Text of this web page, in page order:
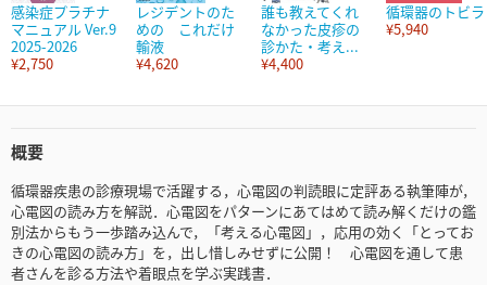
感染症プラチナ
マニュアル Ver.9
2025-2026
¥2,750
レジデントのた
めの これだけ
輸液
¥4,620
誰も教えてくれ
なかった皮疹の
診かた・考え...
¥4,400
循環器のトビラ
¥5,940
概要
循環器疾患の診療現場で活躍する，心電図の判読眼に定評ある執筆陣が，
心電図の読み方を解説．心電図をパターンにあてはめて読み解くだけの鑑
別法からもう一歩踏み込んで，「考える心電図」，応用の効く「とってお
きの心電図の読み方」を，出し惜しみせずに公開！ 心電図を通して患
者さんを診る方法や着眼点を学ぶ実践書．